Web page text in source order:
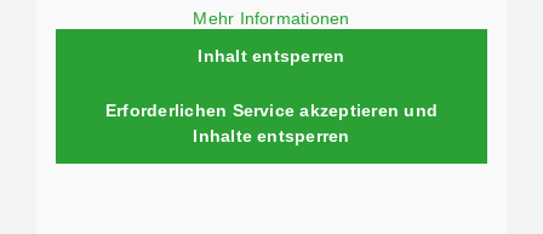
Mehr Informationen
Inhalt entsperren
Erforderlichen Service akzeptieren und
Inhalte entsperren